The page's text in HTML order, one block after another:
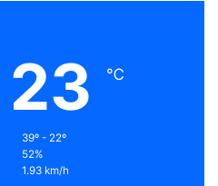
23 ℃
39º - 22º
52%
1.93 km/h